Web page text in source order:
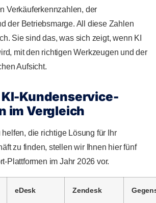
Verkäuferkennzahlen, der
der Betriebsmarge. All diese Zahlen
Sie sind das, was sich zeigt, wenn KI
mit den richtigen Werkzeugen und der
Aufsicht.
KI-Kundenservice-
im Vergleich
die richtige Lösung für Ihr
zu finden, stellen wir Ihnen hier fünf
Plattformen im Jahr 2026 vor.
eDesk Zendesk